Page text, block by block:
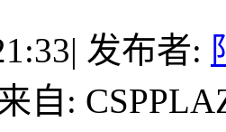
| 发布者:
自: